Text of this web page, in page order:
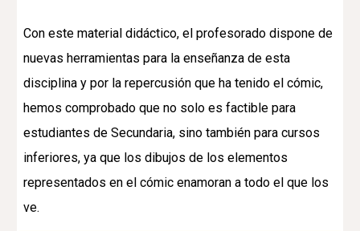
Con este material didáctico, el profesorado dispone de
nuevas herramientas para la enseñanza de esta
disciplina y por la repercusión que ha tenido el cómic,
hemos comprobado que no solo es factible para
estudiantes de Secundaria, sino también para cursos
inferiores, ya que los dibujos de los elementos
representados en el cómic enamoran a todo el que los
ve.